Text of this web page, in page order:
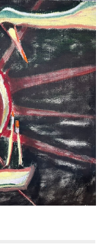
Fotografia
Desenho
Escultura
Filme /
Vídeo
Instalação
Livro de
Artista
Outros
Gravura